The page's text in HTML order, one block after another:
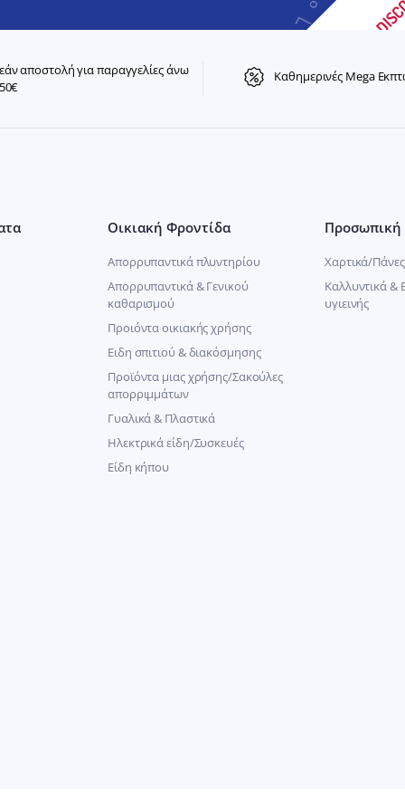
αποστολή για παραγγελίες άνω
Καθημερινές Mega
Οικιακή Φροντίδα
Απορρυπαντικά πλυντηρίου
Απορρυπαντικά & Γενικού
καθαρισμού
Προιόντα οικιακής χρήσης
Ειδη σπιτιού & διακόσμησης
Προϊόντα μιας χρήσης/Σακούλες
απορριμμάτων
Γυαλικά & Πλαστικά
Ηλεκτρικά είδη/Συσκευές
Είδη κήπου
Προσωπική
Χαρτικά/
Καλλυντικά &
υγιεινής